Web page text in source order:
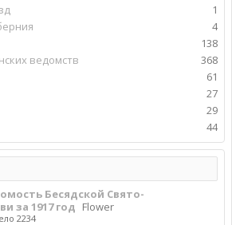
1
4
138
ведомств
368
61
27
29
44
Бесядской Свято-
за 1917 год Flower
2234